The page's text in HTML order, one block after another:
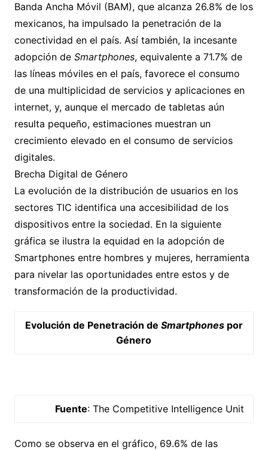
Banda Ancha Móvil (BAM), que alcanza 26.8% de los
mexicanos, ha impulsado la penetración de la
conectividad en el país. Así también, la incesante
adopción de Smartphones, equivalente a 71.7% de
las líneas móviles en el país, favorece el consumo
de una multiplicidad de servicios y aplicaciones en
internet, y, aunque el mercado de tabletas aún
resulta pequeño, estimaciones muestran un
crecimiento elevado en el consumo de servicios
digitales.
Brecha Digital de Género
La evolución de la distribución de usuarios en los
sectores TIC identifica una accesibilidad de los
dispositivos entre la sociedad. En la siguiente
gráfica se ilustra la equidad en la adopción de
Smartphones entre hombres y mujeres, herramienta
para nivelar las oportunidades entre estos y de
transformación de la productividad.
Evolución de Penetración de Smartphonespor
Género
Fuente: The Competitive Intelligence Unit
Como se observa en el gráfico, 69.6% de las